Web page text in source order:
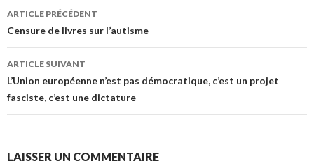
Navigation des articles
ARTICLE PRÉCÉDENT
Censure de livres sur l’autisme
ARTICLE SUIVANT
L’Union européenne n’est pas démocratique, c’est un projet
fasciste, c’est une dictature
LAISSER UN COMMENTAIRE